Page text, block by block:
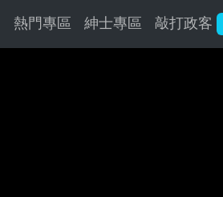
熱門專區 紳士專區 敲打政客